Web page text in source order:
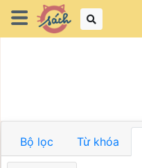
Bộ lọc Từ khóa